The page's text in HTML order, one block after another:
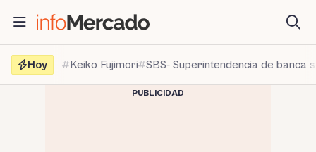
contenido
Hoy
Keiko Fujimori SBS- Superintendencia de banca
PUBLICIDAD